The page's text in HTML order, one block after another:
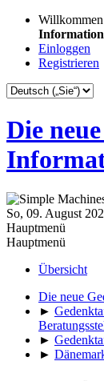
Einloggen
Registrieren
Die
So, 09. August
Hauptmenü
Hauptmenü
Übersicht
Die neue
►
►
►